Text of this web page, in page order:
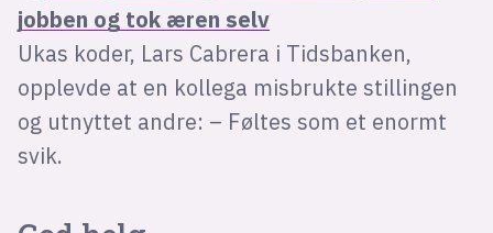
jobben og tok æren selv
Ukas koder, Lars Cabrera i Tidsbanken,
opplevde at en kollega misbrukte stillingen
og utnyttet andre: – Føltes som et enormt
svik.